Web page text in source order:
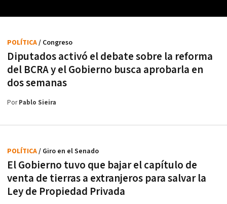
Diputados activó el debate sobre la reforma
del BCRA y el Gobierno busca aprobarla en
dos semanas
POLÍTICA/ Congreso
PorPablo Sieira
El Gobierno tuvo que bajar el capítulo de
venta de tierras a extranjeros para salvar la
Ley de Propiedad Privada
POLÍTICA/ Giro en el Senado